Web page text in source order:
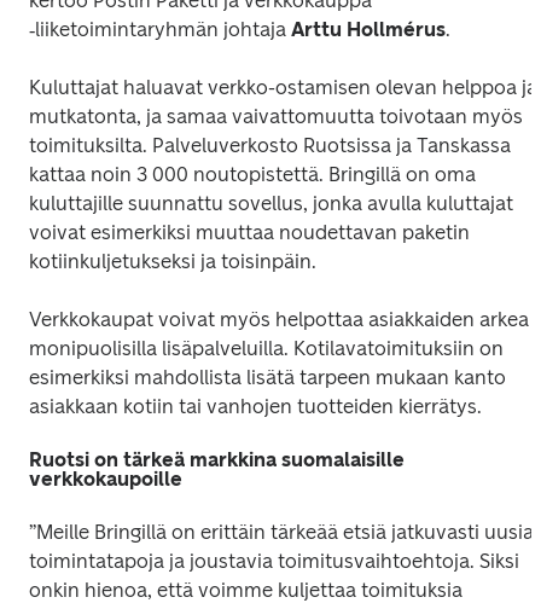
‑liiketoimintaryhmän johtaja Arttu Hollmérus.
Kuluttajat haluavat verkko-ostamisen olevan helppoa ja
mutkatonta, ja samaa vaivattomuutta toivotaan myös
toimituksilta. Palveluverkosto Ruotsissa ja Tanskassa
kattaa noin 3 000 noutopistettä. Bringillä on oma
kuluttajille suunnattu sovellus, jonka avulla kuluttajat
voivat esimerkiksi muuttaa noudettavan paketin
kotiinkuljetukseksi ja toisinpäin.
Verkkokaupat voivat myös helpottaa asiakkaiden arkea
monipuolisilla lisäpalveluilla. Kotilavatoimituksiin on
esimerkiksi mahdollista lisätä tarpeen mukaan kanto
asiakkaan kotiin tai vanhojen tuotteiden kierrätys.
Ruotsi on tärkeä markkina suomalaisille
verkkokaupoille
”Meille Bringillä on erittäin tärkeää etsiä jatkuvasti uusia
toimintatapoja ja joustavia toimitusvaihtoehtoja. Siksi
onkin hienoa, että voimme kuljettaa toimituksia